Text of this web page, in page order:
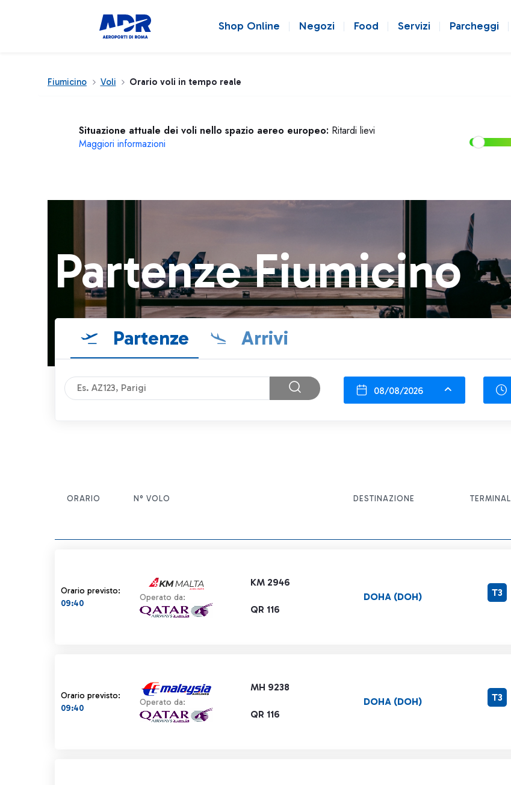
Shop Online Negozi Food Servizi Parcheggi
Fiumicino Voli Orario voli in tempo reale
Situazione attuale dei voli nello spazio aereo europeo: Ritardi lievi
Maggiori informazioni
Partenze Fiumicino
Partenze Arrivi
08/08/2026
ORARIO N° VOLO DESTINAZIONE TERMINAL
Orario previsto:
09:40
KM 2946
Operato da:
QR 116
DOHA (DOH) T3
Orario previsto:
09:40
MH 9238
Operato da:
QR 116
DOHA (DOH) T3